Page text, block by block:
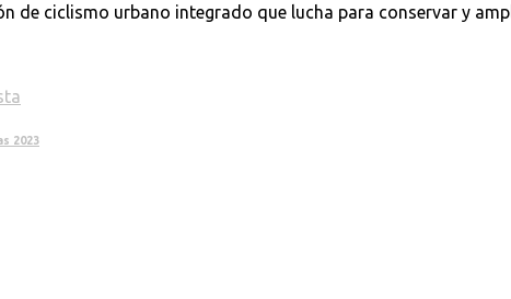
de ciclismo urbano integrado que lucha para conservar y
2023